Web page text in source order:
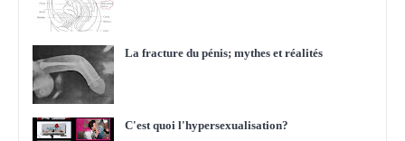
La fracture du pénis; mythes et réalités
C'est quoi l'hypersexualisation?